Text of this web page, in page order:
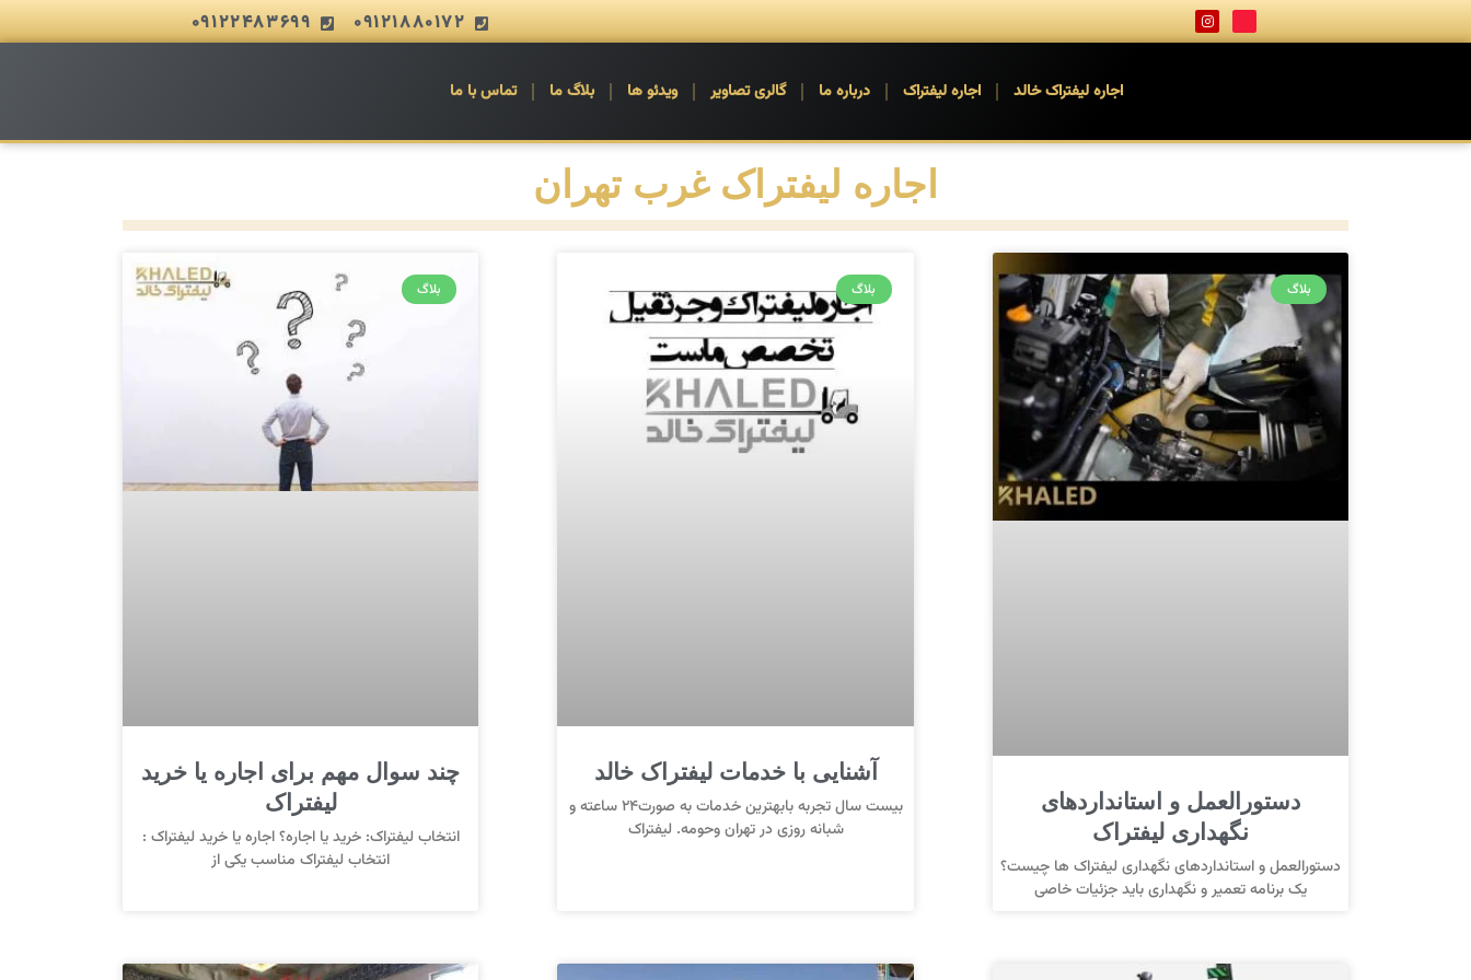
09121880172
09122483699
اجاره لیفتراک خالد اجاره لیفتراک درباره ما گالری تصاویر ویدئو ها بلاگ ما تماس با ما
اجاره لیفتراک غرب تهران
بلاگ
دستورالعمل و استانداردهای
نگهداری لیفتراک
دستورالعمل و استانداردهای نگهداری لیفتراک ها چیست؟
یک برنامه تعمیر و نگهداری باید جزئیات خاصی
بلاگ
آشنایی با خدمات لیفتراک خالد
بیست سال تجربه بابهترین خدمات به صورت24 ساعته و
شبانه روزی در تهران وحومه. لیفتراک
بلاگ
چند سوال مهم برای اجاره یا خرید
لیفتراک
انتخاب لیفتراک: خرید یا اجاره؟ اجاره یا خرید لیفتراک :
انتخاب لیفتراک مناسب یکی از